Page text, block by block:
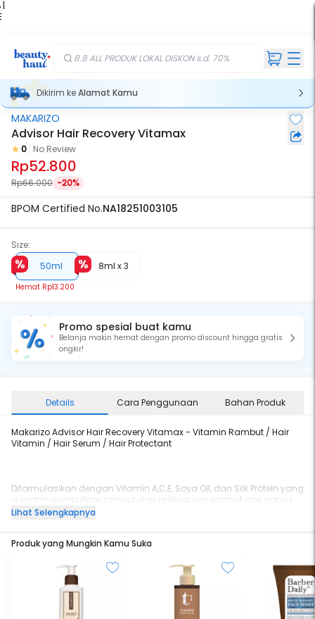
|
8.8 ALL PRODUK LOKAL DISKON s.d. 70%
Dikirim keAlamat Kamu
MAKARIZO
Advisor Hair Recovery Vitamax
0 No Review
Rp52.800
Rp66.000 -20%
BPOM Certified No.NA18251003105
Size:
50ml
Hemat Rp13.200
8ml x 3
Promo spesial buat kamu
Belanja makin hemat dengan promo discount hingga gratis
ongkir!
Details Cara Penggunaan Bahan Produk
Makarizo Advisor Hair Recovery Vitamax - Vitamin Rambut / Hair
Vitamin / Hair Serum / Hair Protectant
Diformulasikan dengan Vitamin A,C,E, Soya Oil, dan Silk Protein yang
dapat melembutkan rambut dan melindungi rambut dari panas
alat styling hingga 230
1. Tuang Vitamax sesuai kebutuhan ke telapak tangan
2. Usap secara meratan dan aplikasikan pada batang hingga
ujung rambut
Lihat Selengkapnya
Produk yang Mungkin Kamu Suka